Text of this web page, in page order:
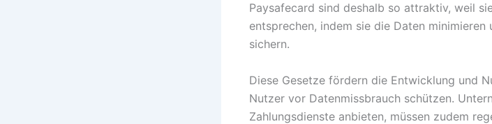
Paysafecard sind deshalb so attraktiv, weil
entsprechen, indem sie die Daten
sichern.
Diese Gesetze fördern die Entwicklung und
Nutzer vor Datenmissbrauch schützen.
Zahlungsdienste anbieten, müssen zudem